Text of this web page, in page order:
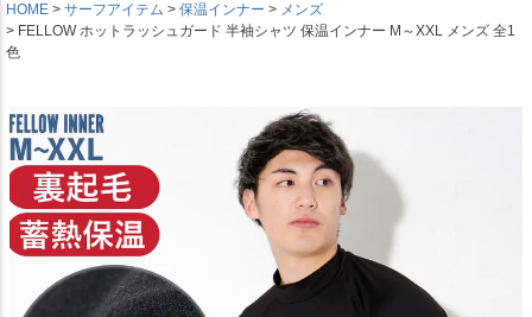
HOME サーフアイテム 保温インナー
メンズ
FELLOW ホットラッシュガード 半袖シャツ 保温インナー M～XXL メンズ 全1
色